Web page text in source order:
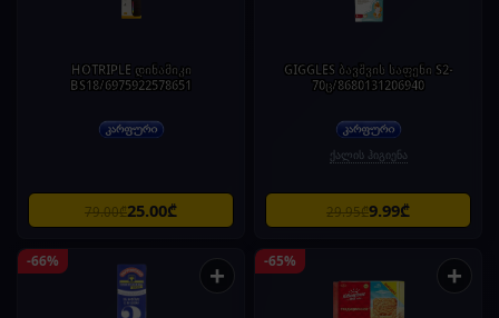
HOTRIPLE დინამიკი
BS18/6975922578651
79.00₾25.00₾
GIGGLES ბავშვის საფენი S2-
70ც/8680131206940
ქალის ჰიგიენა
29.95₾9.99₾
-66% + -65% +